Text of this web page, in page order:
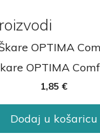
OPTIMA
1,85 €
Dodaj u košaricu